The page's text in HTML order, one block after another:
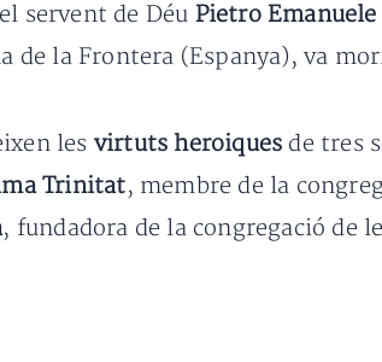
servent de Déu Pietro Emanuele
de la Frontera (Espanya), va
les virtuts heroiques de tres
Trinitat, membre de la
, fundadora de la congregació de